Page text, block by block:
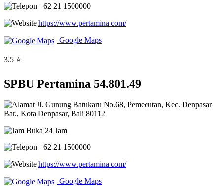
+62 21 1500000
https://www.pertamina.com/
Google Maps
3.5 ⭐
SPBU Pertamina 54.801.49
Jl. Gunung Batukaru No.68, Pemecutan, Kec. Denpasar
Bar., Kota Denpasar, Bali 80112
Buka 24 Jam
+62 21 1500000
https://www.pertamina.com/
Google Maps